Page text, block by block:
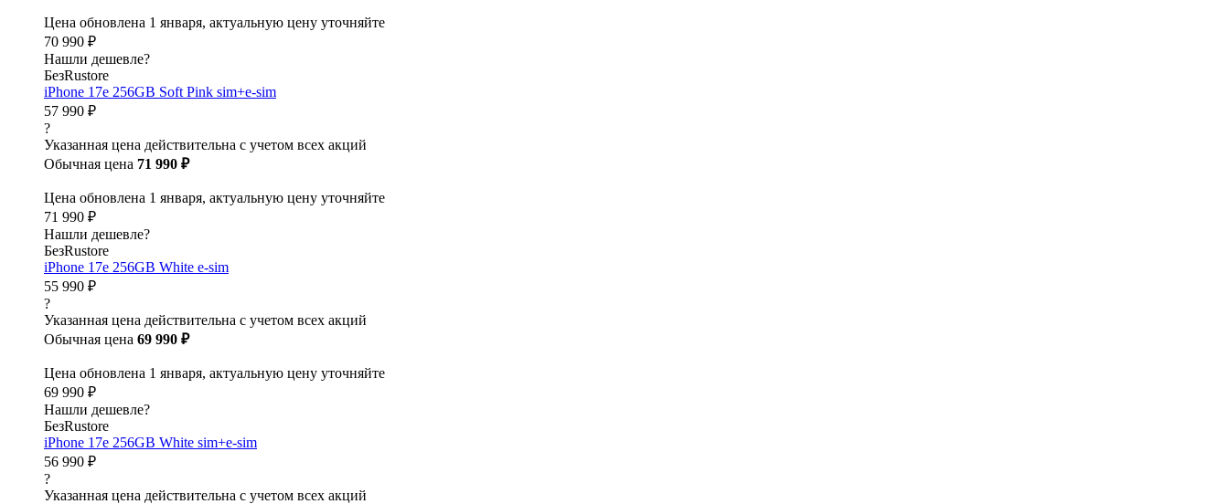
Цена обновлена 1 января, актуальную цену уточняйте
70 990 ₽
Нашли дешевле?
БезRustore
iPhone 17e 256GB Soft Pink sim+e-sim
57 990 ₽
?
Указанная цена действительна с учетом всех акций
Обычная цена 71 990 ₽
Цена обновлена 1 января, актуальную цену уточняйте
71 990 ₽
Нашли дешевле?
БезRustore
iPhone 17e 256GB White e-sim
55 990 ₽
?
Указанная цена действительна с учетом всех акций
Обычная цена 69 990 ₽
Цена обновлена 1 января, актуальную цену уточняйте
69 990 ₽
Нашли дешевле?
БезRustore
iPhone 17e 256GB White sim+e-sim
56 990 ₽
?
Указанная цена действительна с учетом всех акций